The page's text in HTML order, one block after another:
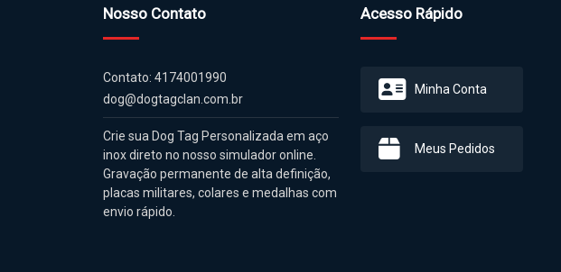
Canal de Comunicação
Receba nossas novidades por email.
Nosso Contato